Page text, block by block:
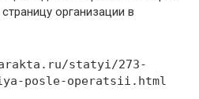
организации в
statyi/273-
posle-operatsii.html